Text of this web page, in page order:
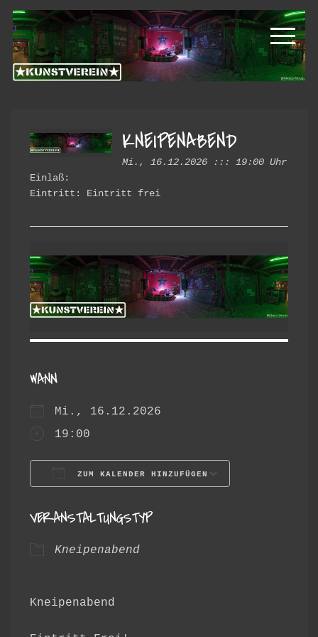
Zur
Hauptnavigation
springen
Zum
Inhalt
springen
Kunstverein
Hintere
Cramergasse
KNEIPENABEND
Mi., 16.12.2026 ::: 19:00 Uhr
Einlaß:
Eintritt: Eintritt frei
WANN
Mi., 16.12.2026
19:00
ZUM KALENDER HINZUFÜGEN
VERANSTALTUNGSTYP
Kneipenabend
Kneipenabend